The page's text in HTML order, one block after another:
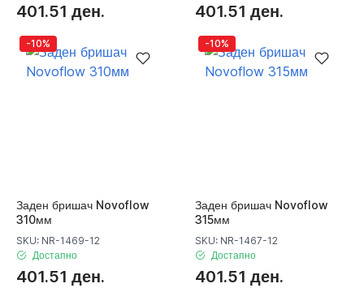
401.51 ден. 401.51 ден.
-10%
Заден бришач Novoflow
310мм
SKU: NR-1469-12
Достапно
401.51 ден.
-10%
Заден бришач Novoflow
315мм
SKU: NR-1467-12
Достапно
401.51 ден.